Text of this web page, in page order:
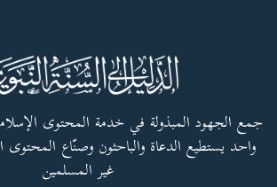
جمع الجهود المبذولة في خدمة المحتوى
واحد يستطيع الدعاة والباحثون وصنّاع المحتوى
غير المسلمين